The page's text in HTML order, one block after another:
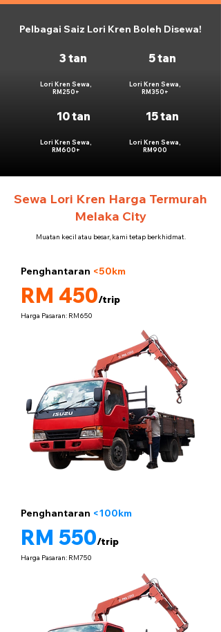
Pelbagai Saiz Lori Kren Boleh Disewa!
3 tan
Lori Kren Sewa,
RM250+
10 tan
Lori Kren Sewa,
RM600+
5 tan
Lori Kren Sewa,
RM350+
15 tan
Lori Kren Sewa,
RM900
Sewa Lori Kren Harga Termurah
Melaka City
Muatan kecil atau besar, kami tetap berkhidmat.
Penghantaran <50km
RM 450/trip
Harga Pasaran: RM650
Penghantaran <100km
RM 550/trip
Harga Pasaran: RM750